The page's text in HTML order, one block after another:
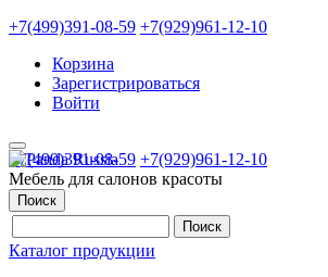
+7(499)391-08-59 +7(929)961-12-10
Корзина
Зарегистрироваться
Войти
+7(499)391-08-59 +7(929)961-12-10
Мебель для салонов красоты
Поиск
Каталог продукции